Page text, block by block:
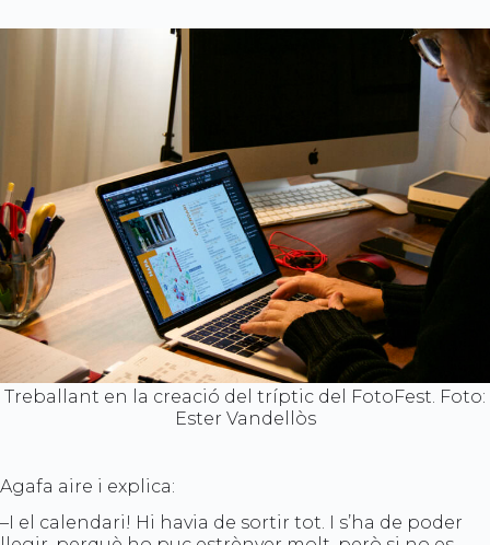
Treballant en la creació del tríptic del FotoFest. Foto:
Ester Vandellòs
Agafa aire i explica:
–I el calendari! Hi havia de sortir tot. I s’ha de poder